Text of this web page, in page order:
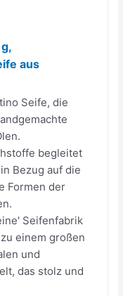
aus
Seife, die
begleitet
Bezug auf die
Formen der
Seifenfabrik
einem großen
und
das stolz und